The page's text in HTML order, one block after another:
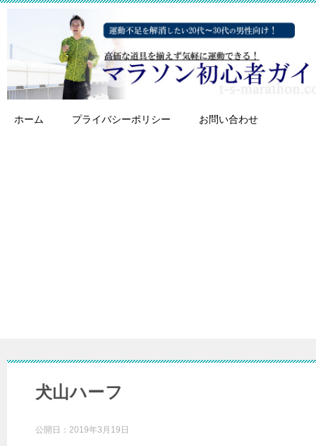
ホーム プライバシーポリシー お問い合わせ
犬山ハーフ
公開日： 2019年3月19日